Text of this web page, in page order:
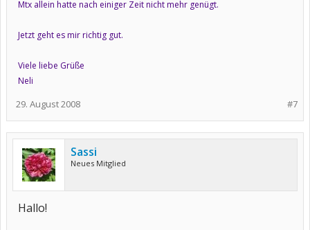
Mtx allein hatte nach einiger Zeit nicht mehr genügt.
Jetzt geht es mir richtig gut.
Viele liebe Grüße
Neli
#7
29. August 2008
Sassi
Neues Mitglied
Hallo!